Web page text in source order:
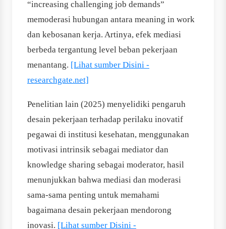
“increasing challenging job demands”
memoderasi hubungan antara meaning in work
dan kebosanan kerja. Artinya, efek mediasi
berbeda tergantung level beban pekerjaan
menantang. [Lihat sumber Disini -
researchgate.net]
Penelitian lain (2025) menyelidiki pengaruh
desain pekerjaan terhadap perilaku inovatif
pegawai di institusi kesehatan, menggunakan
motivasi intrinsik sebagai mediator dan
knowledge sharing sebagai moderator, hasil
menunjukkan bahwa mediasi dan moderasi
sama-sama penting untuk memahami
bagaimana desain pekerjaan mendorong
inovasi. [Lihat sumber Disini -